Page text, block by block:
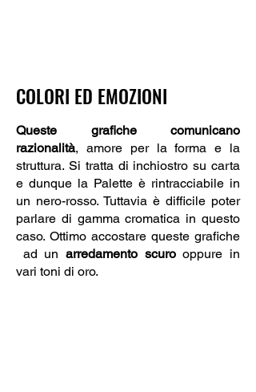
COLORI ED EMOZIONI
Queste grafiche comunicano
razionalità, amore per la forma e la
struttura. Si tratta di inchiostro su carta
e dunque la Palette è rintracciabile in
un nero-rosso. Tuttavia è difficile poter
parlare di gamma cromatica in questo
caso. Ottimo accostare queste grafiche
ad un arredamento scurooppure in
vari toni di oro.